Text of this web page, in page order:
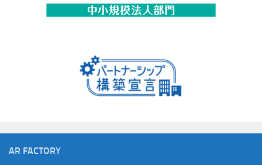
AR FACTORY